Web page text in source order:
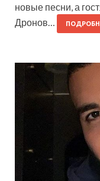
новые песни, а
Дронов…